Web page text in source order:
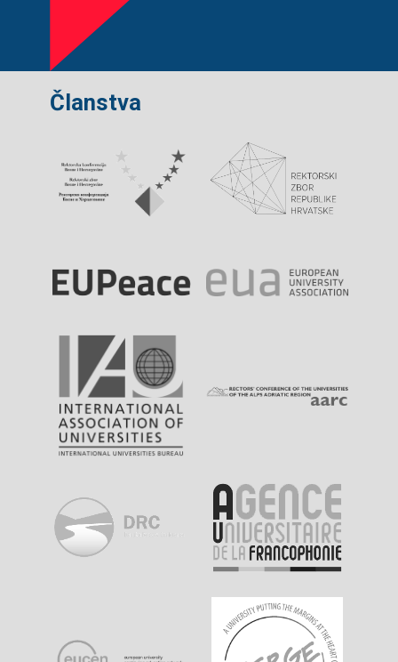
Članstva